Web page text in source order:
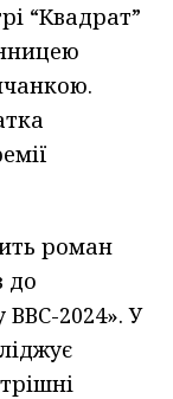
“Квадрат”
роман
до
ВВС-2024». У